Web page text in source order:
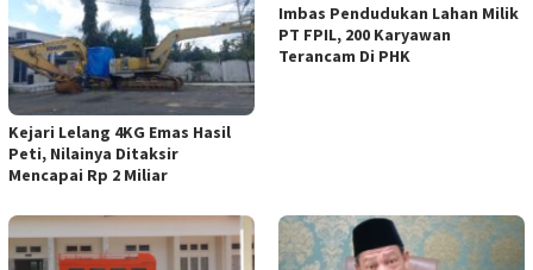
Kejari Lelang 4KG Emas Hasil
Peti, Nilainya Ditaksir
Mencapai Rp 2 Miliar
Imbas Pendudukan Lahan Milik
PT FPIL, 200 Karyawan
Terancam Di PHK